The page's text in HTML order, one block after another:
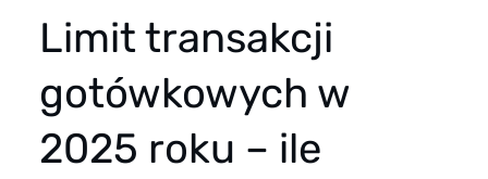
Wiedza
Poradnik
Limit transakcji
gotówkowych w
2025 roku – ile